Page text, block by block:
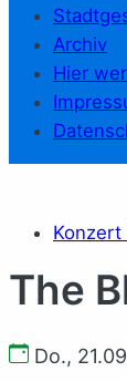
Archiv
Hier
The
Do.,